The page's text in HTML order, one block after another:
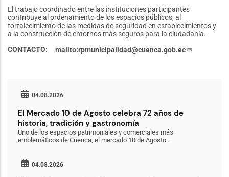
El trabajo coordinado entre las instituciones participantes
contribuye al ordenamiento de los espacios públicos, al
fortalecimiento de las medidas de seguridad en establecimientos y
a la construcción de entornos más seguros para la ciudadanía.
CONTACTO
mailto:rpmunicipalidad@cuenca.gob.ec
04.08.2026
El Mercado 10 de Agosto celebra 72 años de
historia, tradición y gastronomía
Uno de los espacios patrimoniales y comerciales más
emblemáticos de Cuenca, el mercado 10 de Agosto...
04.08.2026